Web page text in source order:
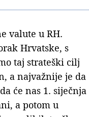
valute u RH.
Hrvatske, s
taj strateški cilj
a najvažnije je da
će nas 1. siječnja
a potom u